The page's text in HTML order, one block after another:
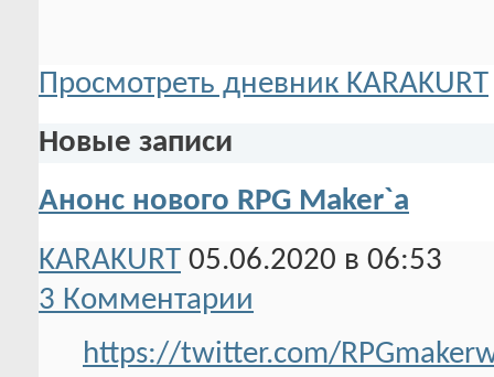
Просмотреть дневник KARAKURT
Новые записи
Анонс нового RPG Maker`a
KARAKURT 05.06.2020 в 06:53
3 Комментарии
https://twitter.com/